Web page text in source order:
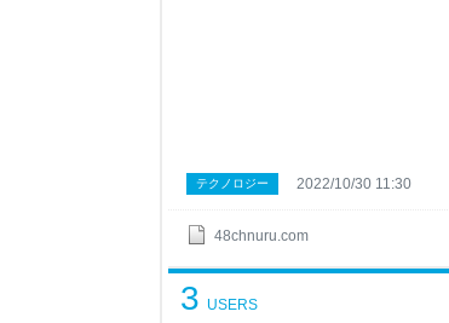
48chnuru.com
テクノロジー 2022/10/30 11:30
3 USERS